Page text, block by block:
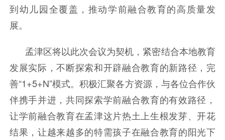
到幼儿园全覆盖，推动学前融合教育的高质量发
展。
孟津区将以此次会议为契机，紧密结合本地教育
发展实际，不断探索和开辟融合教育的新路径，完
善“1+5+N”模式。积极汇聚各方资源，与各位合作伙
伴携手并进，共同探索学前融合教育的有效路径，
让学前融合教育在孟津这片热土上生根发芽、开花
结果，让越来越多的特需孩子在融合教育的阳光下